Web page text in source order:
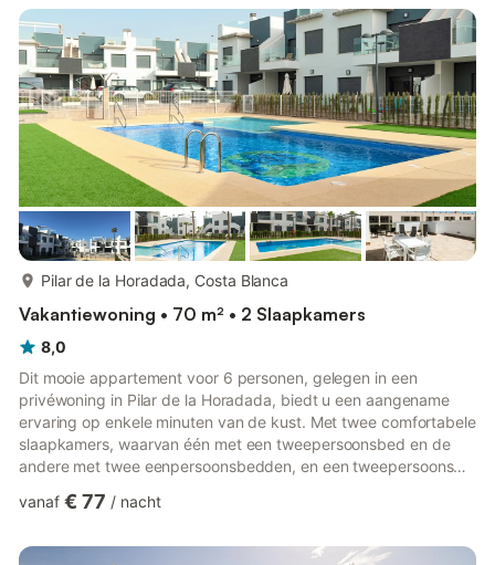
eiland Tabarca en andere mogelijkheden voor een dagtrip zijn
de steden Alicante en Murcia. Basisvoorzieninge...
Pilar de la Horadada, Costa Blanca
Vakantiewoning • 70 m² • 2 Slaapkamers
8,0
Dit mooie appartement voor 6 personen, gelegen in een
privéwoning in Pilar de la Horadada, biedt u een aangename
ervaring op enkele minuten van de kust. Met twee comfortabele
slaapkamers, waarvan één met een tweepersoonsbed en de
andere met twee eenpersoonsbedden, en een tweepersoons
of vrienden. De keuken is volledig uitgerust en het terras,
hetzelfde terras krijgt u toegang tot het solarium, een grote
vanaf € 77 / nacht